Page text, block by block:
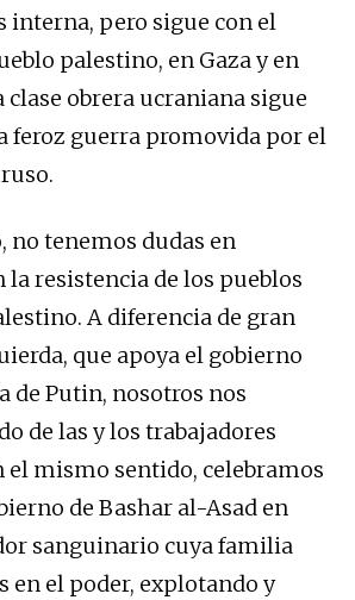
interna, pero sigue con el
palestino, en Gaza y en
clase obrera ucraniana sigue
feroz guerra promovida por el
no tenemos dudas en
resistencia de los pueblos
A diferencia de gran
que apoya el gobierno
de Putin, nosotros nos
de las y los trabajadores
el mismo sentido, celebramos
de Bashar al-Asad en
sanguinario cuya familia
en el poder, explotando y